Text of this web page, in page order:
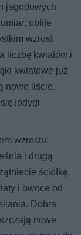
jagodowych.
obfite
wzrost
liczbę kwiatów i
kwiatowe już
nowe liście.
łodygi
wzrostu:
i drugą
ściółkę.
i owoce od
Dobra
nowe